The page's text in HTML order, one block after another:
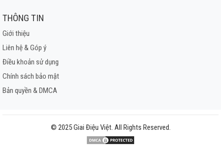
THÔNG TIN
Giới thiệu
Liên hệ & Góp ý
Điều khoản sử dụng
Chính sách bảo mật
Bản quyền & DMCA
© 2025 Giai Điệu Việt. All Rights Reserved.